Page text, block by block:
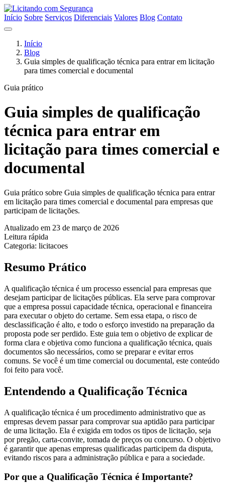
Início Sobre Serviços Diferenciais Valores Blog Contato
Início
Blog
Guia simples de qualificação técnica para entrar em licitação
para times comercial e documental
Guia prático
Guia simples de qualificação
técnica para entrar em
licitação para times comercial e
documental
Guia prático sobre Guia simples de qualificação técnica para entrar
em licitação para times comercial e documental para empresas que
participam de licitações.
Atualizado em 23 de março de 2026
Leitura rápida
Categoria: licitacoes
Resumo Prático
A qualificação técnica é um processo essencial para empresas que
desejam participar de licitações públicas. Ela serve para comprovar
que a empresa possui capacidade técnica, operacional e financeira
para executar o objeto do certame. Sem essa etapa, o risco de
desclassificação é alto, e todo o esforço investido na preparação da
proposta pode ser perdido. Este guia tem o objetivo de explicar de
forma clara e objetiva como funciona a qualificação técnica, quais
documentos são necessários, como se preparar e evitar erros
comuns. Se você é um time comercial ou documental, este conteúdo
foi feito para você.
Entendendo a Qualificação Técnica
A qualificação técnica é um procedimento administrativo que as
empresas devem passar para comprovar sua aptidão para participar
de uma licitação. Ela é exigida em todos os tipos de licitação, seja
por pregão, carta-convite, tomada de preços ou concurso. O objetivo
é garantir que apenas empresas qualificadas participem da disputa,
evitando riscos para a administração pública e para a sociedade.
Por que a Qualificação Técnica é Importante?